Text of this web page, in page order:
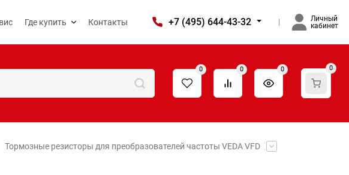
Где купить Контакты +7 (495) 644-43-32
Личный
кабинет
0 0 0 0
Тормозные резисторы для преобразователей частоты VEDA VFD